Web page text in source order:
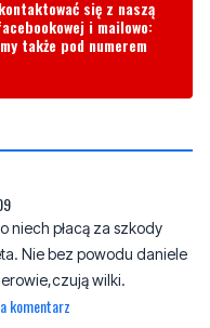
niech płacą za szkody
wilki.
komentarz